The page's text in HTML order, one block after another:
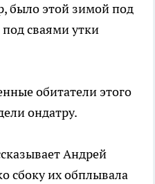
было этой зимой под
сваями утки
обитатели этого
ондатру.
Андрей
сбоку их обплывала